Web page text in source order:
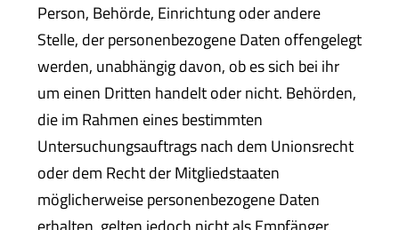
Person, Behörde, Einrichtung oder andere
Stelle, der personenbezogene Daten offengelegt
werden, unabhängig davon, ob es sich bei ihr
um einen Dritten handelt oder nicht. Behörden,
die im Rahmen eines bestimmten
Untersuchungsauftrags nach dem Unionsrecht
oder dem Recht der Mitgliedstaaten
möglicherweise personenbezogene Daten